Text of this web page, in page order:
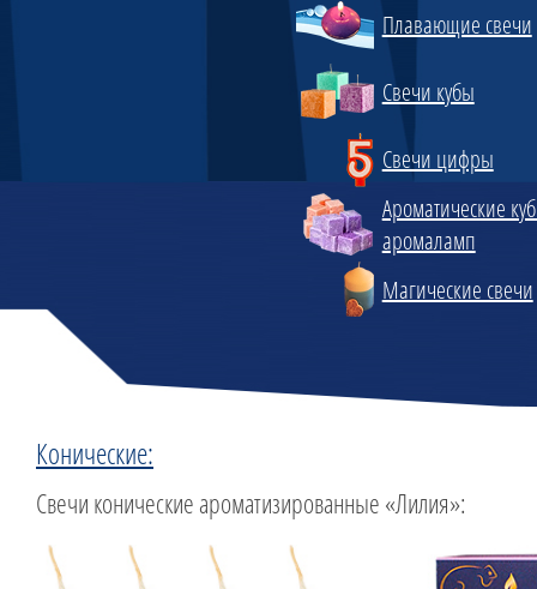
Плавающие свечи
Свечи кубы
Свечи цифры
Ароматические
аромаламп
Магические свечи
Конические:
Свечи конические ароматизированные «Лилия»: